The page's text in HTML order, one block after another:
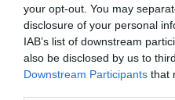
your opt-out. You may
disclosure of your personal
IAB’s list of downstream
also be disclosed by us to
Downstream Participants that
volúmenes de la Espasa
En fin, que como les
todo estudiante Erasmus,
de derechos y deberes (